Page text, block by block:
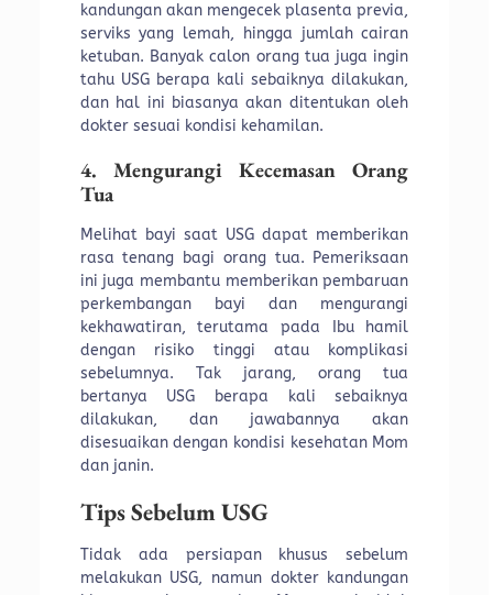
kandungan akan mengecek plasenta previa,
serviks yang lemah, hingga jumlah cairan
ketuban. Banyak calon orang tua juga ingin
tahu USG berapa kali sebaiknya dilakukan,
dan hal ini biasanya akan ditentukan oleh
dokter sesuai kondisi kehamilan.
4. Mengurangi Kecemasan Orang
Tua
Melihat bayi saat USG dapat memberikan
rasa tenang bagi orang tua. Pemeriksaan
ini juga membantu memberikan pembaruan
perkembangan bayi dan mengurangi
kekhawatiran, terutama pada Ibu hamil
dengan risiko tinggi atau komplikasi
sebelumnya. Tak jarang, orang tua
bertanya USG berapa kali sebaiknya
dilakukan, dan jawabannya akan
disesuaikan dengan kondisi kesehatan Mom
dan janin.
Tips Sebelum USG
Tidak ada persiapan khusus sebelum
melakukan USG, namun dokter kandungan